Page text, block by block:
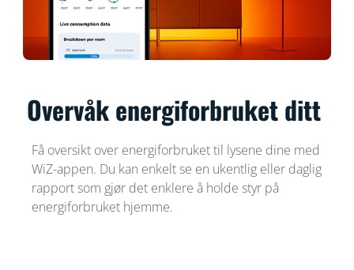
Overvåk energiforbruket ditt
Få oversikt over energiforbruket til lysene dine med
WiZ-appen. Du kan enkelt se en ukentlig eller daglig
rapport som gjør det enklere å holde styr på
energiforbruket hjemme.